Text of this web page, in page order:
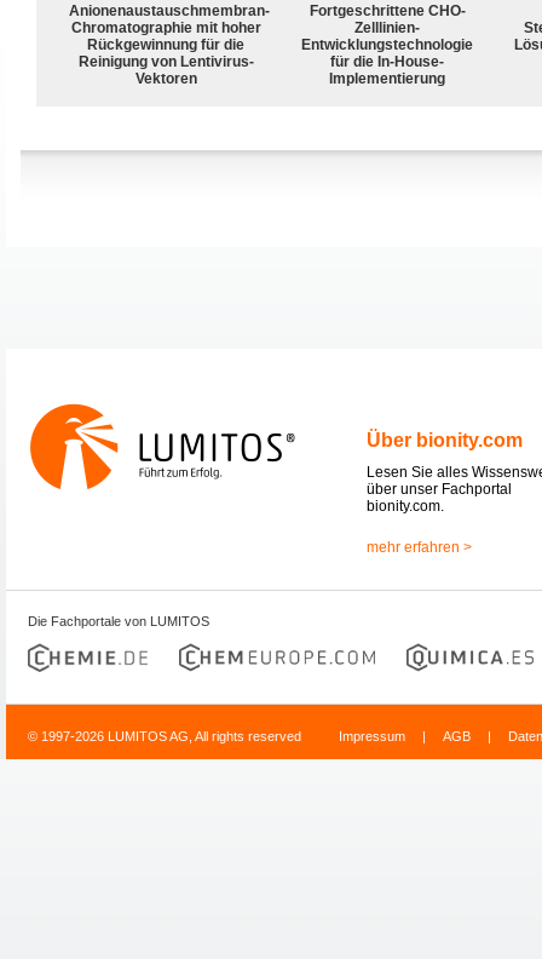
Anionenaustauschmembran-
Chromatographie mit hoher
Rückgewinnung für die
Reinigung von Lentivirus-
Vektoren
Fortgeschrittene CHO-
Zelllinien-
Entwicklungstechnologie
für die In-House-
Implementierung
Über bionity.com
Lesen Sie alles
über unser Fachportal
bionity.com.
mehr erfahren >
Die Fachportale von LUMITOS
© 1997-2026 LUMITOS AG, All rights reserved Impressum | AGB |